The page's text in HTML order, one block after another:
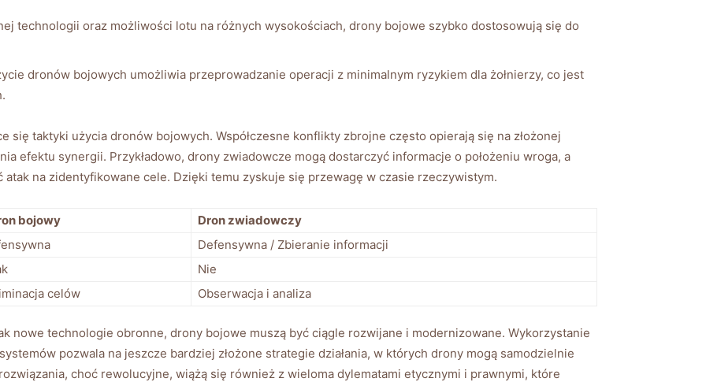
technologii oraz możliwości lotu na różnych wysokościach, drony bojowe​ szybko dostosowują się ⁣do
dronów bojowych umożliwia przeprowadzanie operacji z minimalnym ryzykiem dla żołnierzy, co jest
się taktyki użycia dronów bojowych. Współczesne konflikty zbrojne⁣ często opierają się na złożonej‌
efektu synergii. Przykładowo, drony zwiadowcze mogą dostarczyć informacje o położeniu⁤ wroga, a
​na zidentyfikowane cele. Dzięki temu zyskuje się przewagę⁣ w czasie rzeczywistym.⁢
bojowy
Dron zwiadowczy
Defensywna / Zbieranie informacji
Nie
celów Obserwacja i analiza
⁤nowe technologie obronne, drony bojowe ​muszą być ciągle⁢ rozwijane i modernizowane. Wykorzystanie
pozwala na jeszcze bardziej złożone strategie działania,⁢ w których drony⁣ mogą samodzielnie
choć rewolucyjne, wiążą się również z ‌wieloma dylematami etycznymi i prawnymi, które